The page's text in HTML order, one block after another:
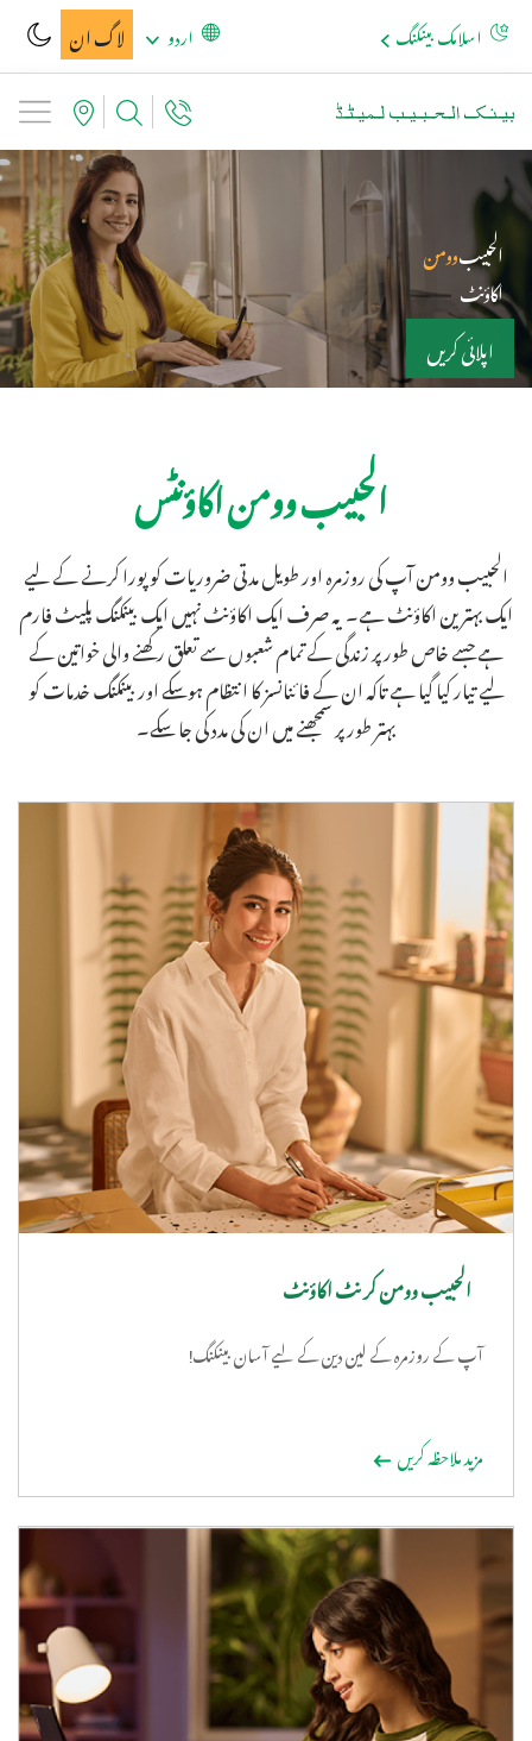
لاگ ان اردو اسلامک بینکنگ
الحبیبوومن
اکاؤنٹ
اپلائی کریں
الحبیب وومن اکاؤنٹس
الحبیب وومن آپ کی روزمرہ اور طویل مدتی ضروریات کو پورا کرنے کے لیے
ایک بہترین اکاؤنٹ ہے۔ یہ صرف ایک اکاؤنٹ نہیں ایک بینکنگ پلیٹ فارم
ہے جسے خاص طور پر زندگی کے تمام شعبوں سے تعلق رکھنے والی خواتین کے
لیے تیار کیا گیا ہے تاکہ ان کے فائنانسز کا انتظام ہوسکے اور بینکنگ خدمات کو
بہتر طور پر سمجھنے میں ان کی مدد کی جا سکے۔
الحبیب وومن کر نٹ اکاؤنٹ
آپ کے روزمرہ کے لین دین کے لیے آسان بینکنگ!
مزید ملاحظہ کریں